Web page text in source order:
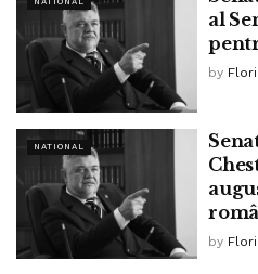
Geran‑2 pe zi. În doar un an,
unități. Scenariile strategice
mobilizări totale, Moscova ar
de drone pe zi, timp de
ce există în prezent în
pregătit pentru această
al
by
NATIONAL
by